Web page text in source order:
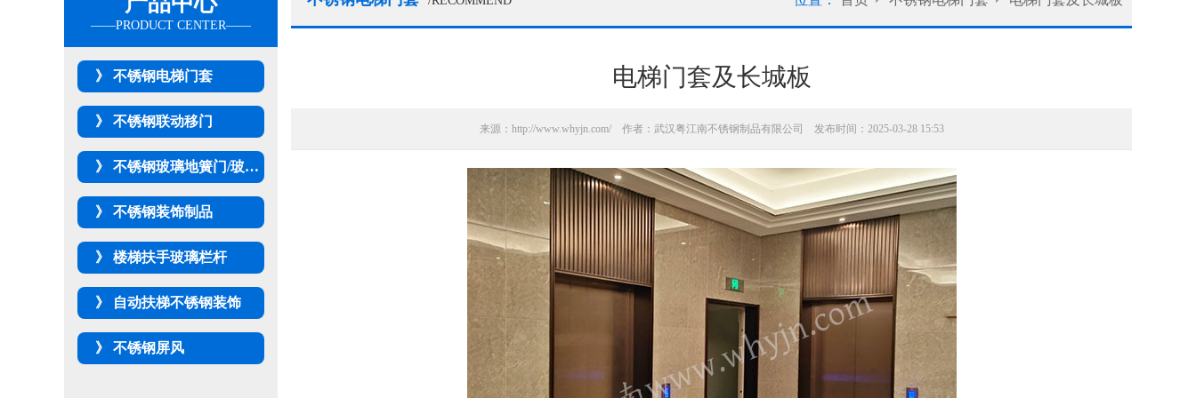
不锈钢电梯门套
不锈钢联动移门
不锈钢玻璃地簧门/玻璃隔断
不锈钢装饰制品
楼梯扶手玻璃栏杆
自动扶梯不锈钢装饰
不锈钢屏风
电梯门套及长城板
来源：http://www.whyjn.com/ 作者：武汉粤江南不锈钢制品有限公司 发布时间：2025-03-28 15:53